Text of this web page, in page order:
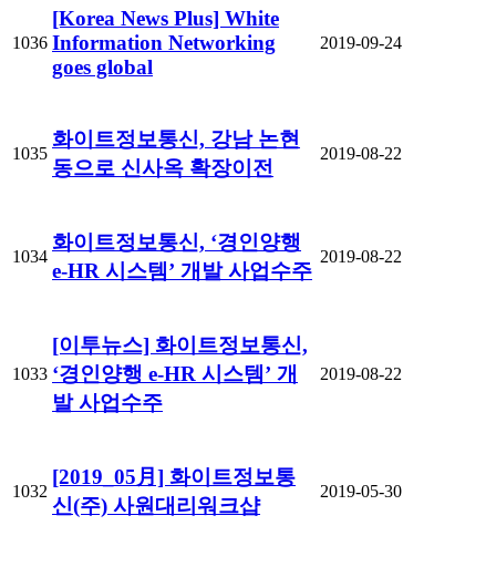
1036
[Korea News Plus] White
Information Networking
goes global
2019-09-24
1035
화이트정보통신, 강남 논현
동으로 신사옥 확장이전
2019-08-22
1034
화이트정보통신, ‘경인양행
e-HR 시스템’ 개발 사업수주
2019-08-22
1033
[이투뉴스] 화이트정보통신,
‘경인양행 e-HR 시스템’ 개
발 사업수주
2019-08-22
1032
[2019_05月] 화이트정보통
신(주) 사원대리워크샵
2019-05-30